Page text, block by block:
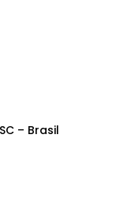
– Brasil